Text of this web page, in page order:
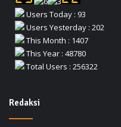
Users Today : 93
Users Yesterday : 202
This Month : 1407
This Year : 48780
Total Users : 256322
Redaksi